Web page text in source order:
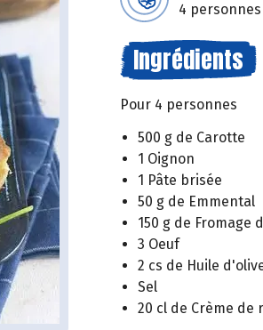
4 personnes
Ingrédients
Pour 4 personnes
500 g de Carotte
1 Oignon
1 Pâte brisée
50 g de Emmental
150 g de Fromage
3 Oeuf
2 cs de Huile
Sel
20 cl de Crème de